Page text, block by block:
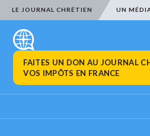
LE JOURNAL CHRÉTIEN UN
FAITES UN DON AU JOURNAL
VOS IMPÔTS EN FRANCE